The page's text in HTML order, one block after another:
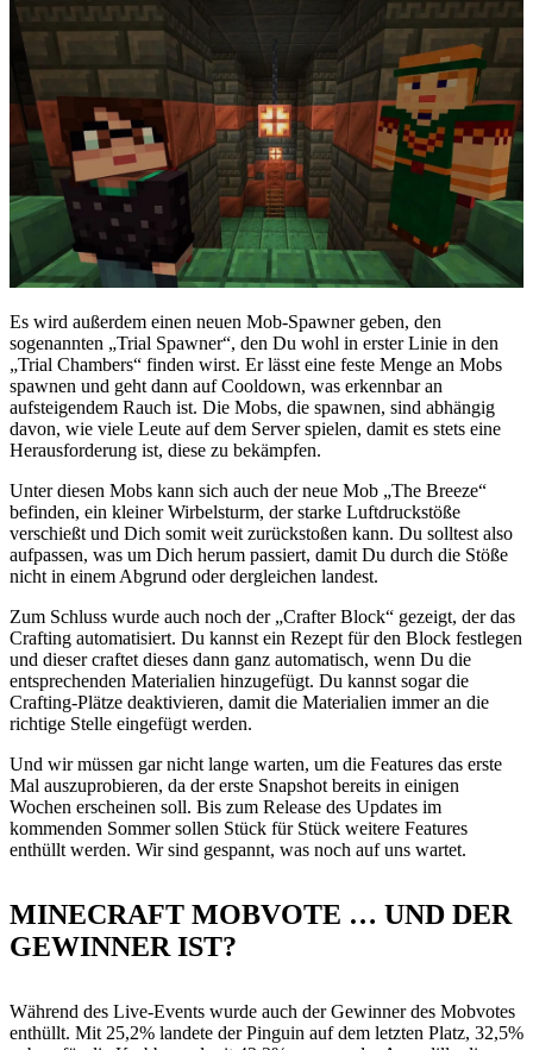
Es wird außerdem einen neuen Mob-Spawner geben, den
sogenannten „Trial Spawner“, den Du wohl in erster Linie in den
„Trial Chambers“ finden wirst. Er lässt eine feste Menge an Mobs
spawnen und geht dann auf Cooldown, was erkennbar an
aufsteigendem Rauch ist. Die Mobs, die spawnen, sind abhängig
davon, wie viele Leute auf dem Server spielen, damit es stets eine
Herausforderung ist, diese zu bekämpfen.
Unter diesen Mobs kann sich auch der neue Mob „The Breeze“
befinden, ein kleiner Wirbelsturm, der starke Luftdruckstöße
verschießt und Dich somit weit zurückstoßen kann. Du solltest also
aufpassen, was um Dich herum passiert, damit Du durch die Stöße
nicht in einem Abgrund oder dergleichen landest.
Zum Schluss wurde auch noch der „Crafter Block“ gezeigt, der das
Crafting automatisiert. Du kannst ein Rezept für den Block festlegen
und dieser craftet dieses dann ganz automatisch, wenn Du die
entsprechenden Materialien hinzugefügt. Du kannst sogar die
Crafting-Plätze deaktivieren, damit die Materialien immer an die
richtige Stelle eingefügt werden.
Und wir müssen gar nicht lange warten, um die Features das erste
Mal auszuprobieren, da der erste Snapshot bereits in einigen
Wochen erscheinen soll. Bis zum Release des Updates im
kommenden Sommer sollen Stück für Stück weitere Features
enthüllt werden. Wir sind gespannt, was noch auf uns wartet.
MINECRAFT MOBVOTE … UND DER
GEWINNER IST?
Während des Live-Events wurde auch der Gewinner des Mobvotes
enthüllt. Mit 25,2% landete der Pinguin auf dem letzten Platz, 32,5%